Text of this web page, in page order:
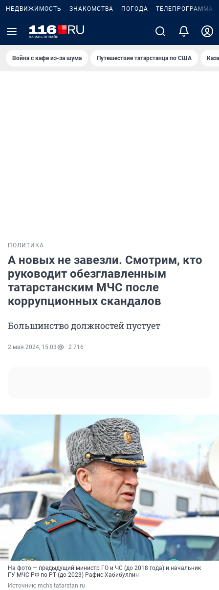
НЕДВИЖИМОСТЬ ЗНАКОМСТВА ПОГОДА ТЕЛЕПРОГРАММА
Война с кафе из-за шума Путешествие татарстанца по США
ПОЛИТИКА
А новых не завезли. Смотрим, кто
руководит обезглавленным
татарстанским МЧС после
коррупционных скандалов
Большинство должностей пустует
2 мая 2024, 15:03 2 716
На фото — предыдущий министр ГО и ЧС (до 2018 года) и начальник
ГУ МЧС РФ по РТ (до 2023) Рафис Хабибуллин
Источник: mchs.tatarstan.ru